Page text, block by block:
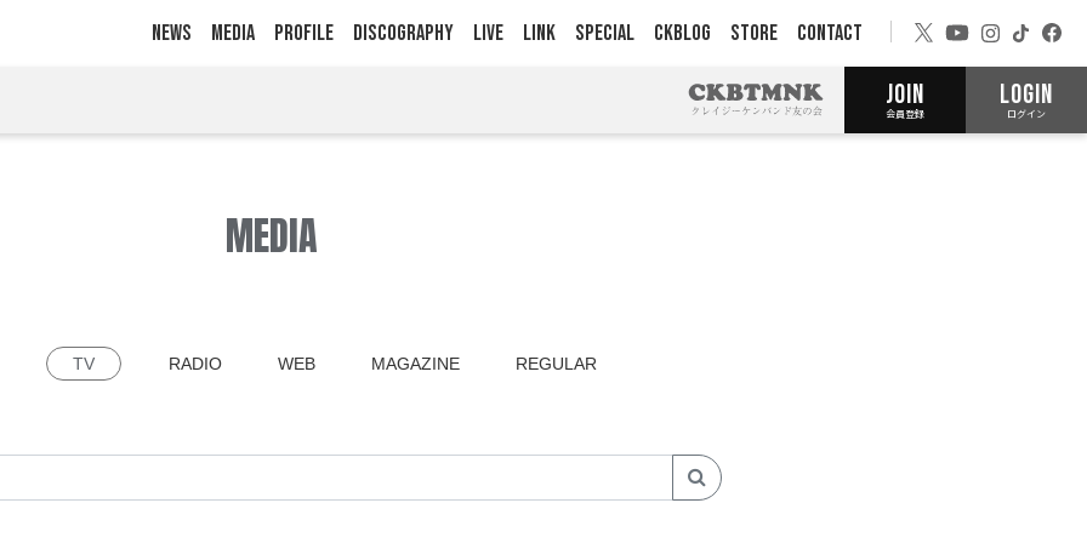
NEWS MEDIA PROFILE DISCOGRAPHY LIVE LINK SPECIAL CKBLOG STORE CONTACT
JOIN
会員登録
LOGIN
ログイン
MEDIA
TV RADIO WEB MAGAZINE REGULAR